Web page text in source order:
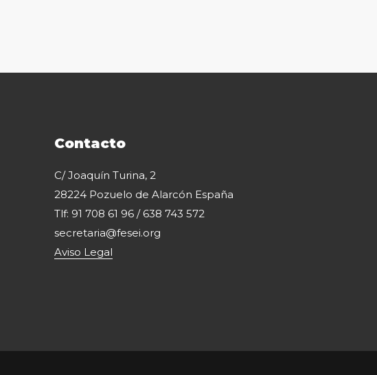
Contacto
C/ Joaquín Turina, 2
28224 Pozuelo de Alarcón España
Tlf: 91 708 61 96 / 638 743 572
secretaria@fesei.org
Aviso Legal